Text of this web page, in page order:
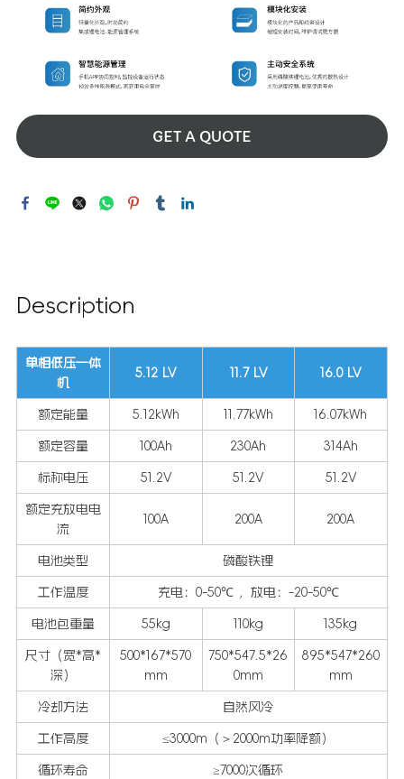
GET A QUOTE
Description
单相低压一体
机
5.12 LV 11.7 LV 16.0 LV
额定能量 5.12kWh 11.77kWh 16.07kWh
额定容量 100Ah 230Ah 314Ah
标称电压 51.2V 51.2V 51.2V
额定充放电电
流
100A 200A 200A
电池类型 磷酸铁锂
工作温度 充电：0-50℃ ，放电：-20-50℃
电池包重量 55kg 110kg 135kg
尺寸（宽*高*
深）
500*167*570
mm
750*547.5*26
0mm
895*547*260
mm
冷却方法 自然风冷
工作高度 ≤3000m（＞2000m功率降额）
循环寿命 ≥7000次循环